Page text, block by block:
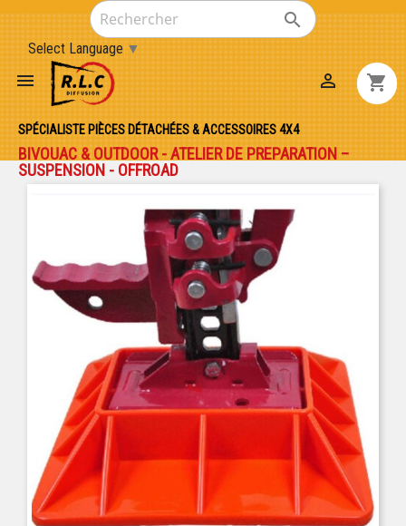

Select Language ▼
 shopping_cart

SPÉCIALISTE PIÈCES DÉTACHÉES & ACCESSOIRES 4X4
BIVOUAC & OUTDOOR - ATELIER DE PREPARATION –
SUSPENSION - OFFROAD